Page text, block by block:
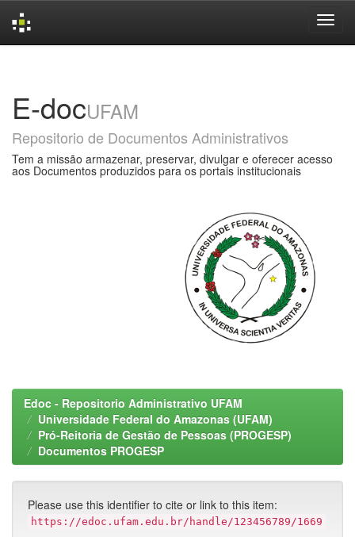
E-docUFAM
Repositorio de Documentos Administrativos
Tem a missão armazenar, preservar, divulgar e oferecer acesso
aos Documentos produzidos para os portais institucionais
Edoc - Repositorio Administrativo UFAM
Universidade Federal do Amazonas (UFAM)
Pró-Reitoria de Gestão de Pessoas (PROGESP)
Documentos PROGESP
Please use this identifier to cite or link to this item:
https://edoc.ufam.edu.br/handle/123456789/1669